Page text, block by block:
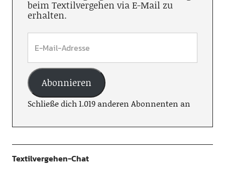
beim Textilvergehen via E-Mail zu
erhalten.
Abonnieren
Schließe dich 1.019 anderen Abonnenten an
Textilvergehen-Chat